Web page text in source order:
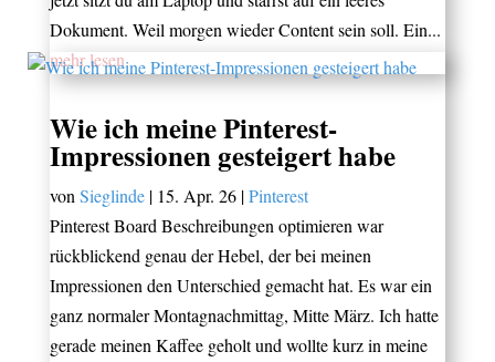
Dokument. Weil morgen wieder Content sein soll. Ein...
mehr lesen
Wie ich meine Pinterest-
Impressionen gesteigert habe
von Sieglinde| 15. Apr. 26|Pinterest
Pinterest Board Beschreibungen optimieren war
rückblickend genau der Hebel, der bei meinen
Impressionen den Unterschied gemacht hat. Es war ein
ganz normaler Montagnachmittag, Mitte März. Ich hatte
gerade meinen Kaffee geholt und wollte kurz in meine